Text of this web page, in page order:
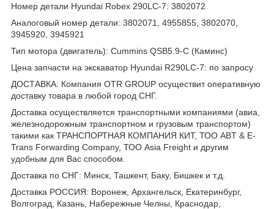
Номер детали Hyundai Robex 290LC-7: 3802072
Аналоговый номер детали: 3802071, 4955855, 3802070,
3945920, 3945921
Тип мотора (двигатель): Cummins QSB5.9-C (Каминс)
Цена запчасти на экскаватор Hyundai R290LC-7: по запросу
ДОСТАВКА: Компания OTR GROUP осуществит оперативную
доставку товара в любой город СНГ.
Доставка осуществляется транспортными компаниями (авиа,
железнодорожным транспортном и грузовым транспортом)
такими как ТРАНСПОРТНАЯ КОМПАНИЯ КИТ, ТОО ABT & E-
Trans Forwarding Company, ТОО Asia Freight и другим
удобным для Вас способом.
Доставка по СНГ: Минск, Ташкент, Баку, Бишкек и т.д.
Доставка РОССИЯ: Воронеж, Архангельск, Екатеринбург,
Волгоград, Казань, Набережные Челны, Краснодар,